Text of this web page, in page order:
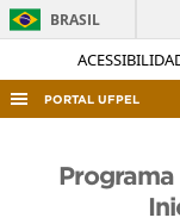
BRASIL
PORTAL UFPEL
AUDITORIA